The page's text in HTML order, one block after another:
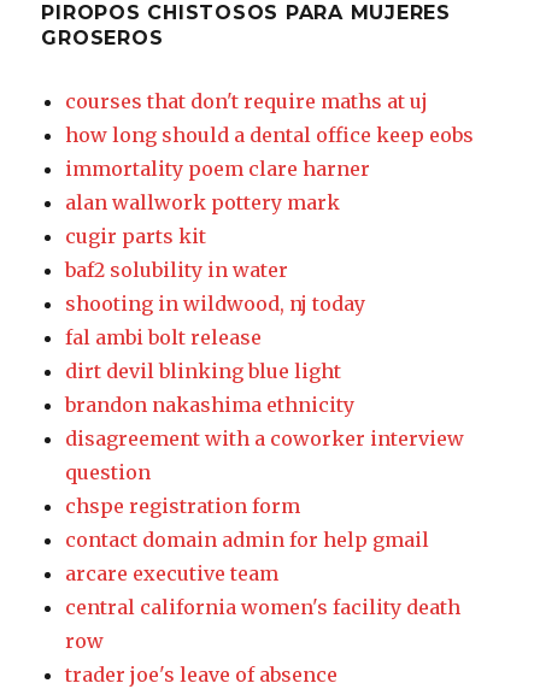
PIROPOS CHISTOSOS PARA MUJERES
GROSEROS
courses that don't require maths at uj
how long should a dental office keep eobs
immortality poem clare harner
alan wallwork pottery mark
cugir parts kit
baf2 solubility in water
shooting in wildwood, nj today
fal ambi bolt release
dirt devil blinking blue light
brandon nakashima ethnicity
disagreement with a coworker interview
question
chspe registration form
contact domain admin for help gmail
arcare executive team
central california women's facility death
row
trader joe's leave of absence